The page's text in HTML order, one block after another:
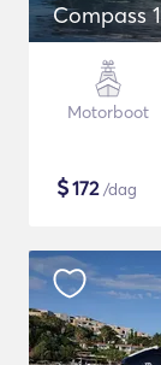
Compass
Motorboot
$172/dag